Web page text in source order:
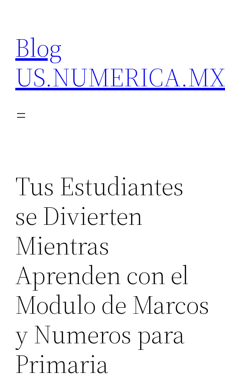
content
Blog
Tus Estudiantes
se Divierten
Mientras
Aprenden con el
Modulo de Marcos
y Numeros para
Primaria